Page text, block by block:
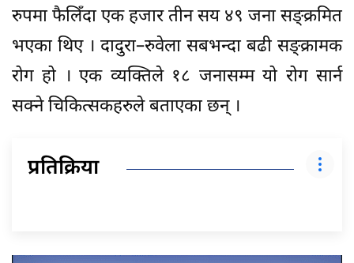
रुपमा फैलिँदा एक हजार तीन सय ४९ जना सङ्क्रमित
भएका थिए । दादुरा–रुवेला सबभन्दा बढी सङ्क्रामक
रोग हो । एक व्यक्तिले १८ जनासम्म यो रोग सार्न
सक्ने चिकित्सकहरुले बताएका छन् ।
प्रतिक्रिया